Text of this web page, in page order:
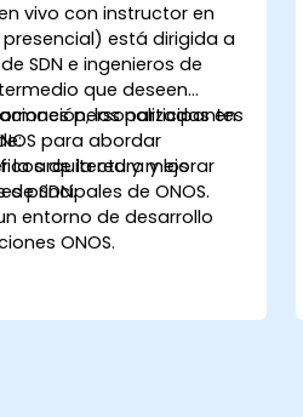
vivo con instructor en
está dirigida a
SDN e ingenieros de
que deseen
personalizadas en
para abordar
de la red y mejorar
SDN.
los participantes
la arquitectura y los
principales de ONOS.
entorno de desarrollo
ONOS.
para gestionar